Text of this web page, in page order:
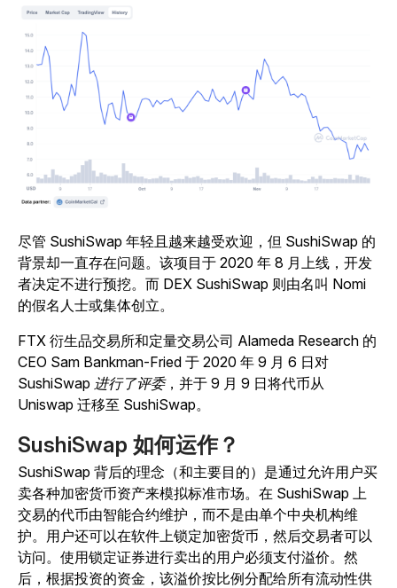
尽管 SushiSwap 年轻且越来越受欢迎，但 SushiSwap 的
背景却一直存在问题。该项目于 2020 年 8 月上线，开发
者决定不进行预挖。而 DEX SushiSwap 则由名叫 Nomi
的假名人士或集体创立。
FTX 衍生品交易所和定量交易公司 Alameda Research 的
CEO Sam Bankman-Fried 于 2020 年 9 月 6 日对
SushiSwap 进行了评委，并于 9 月 9 日将代币从
Uniswap 迁移至 SushiSwap。
SushiSwap 如何运作？
SushiSwap 背后的理念（和主要目的）是通过允许用户买
卖各种加密货币资产来模拟标准市场。在 SushiSwap 上
交易的代币由智能合约维护，而不是由单个中央机构维
护。用户还可以在软件上锁定加密货币，然后交易者可以
访问。使用锁定证券进行卖出的用户必须支付溢价。然
后，根据投资的资金，该溢价按比例分配给所有流动性供